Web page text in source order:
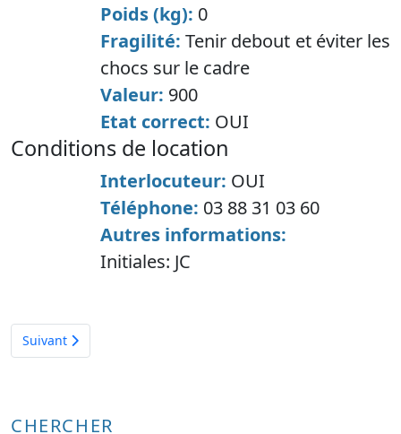
Poids (kg): 0
Fragilité:Tenir debout et éviter les
chocs sur le cadre
Valeur: 900
Etat correct: OUI
conditions de location
Interlocuteur: OUI
Téléphone: 03 88 31 03 60
Autres informations:
Initiales: JC
Article suivant : Affiche pour économiser le gaz
Suivant
CHERCHER